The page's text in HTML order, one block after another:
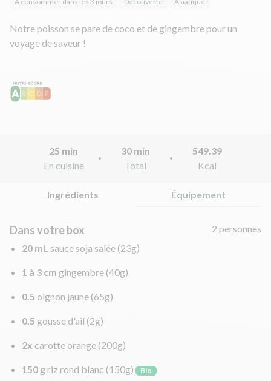
Notre poisson se pare de coco et de gingembre pour un
voyage de saveur !
25 min
En cuisine
30 min
Total
549.39
Kcal
Ingrédients Équipement
Dans votre box
2 personnes
20 mL sauce soja salée (23g)
1 à 3 cm gingembre (40g)
0.5 oignon jaune (65g)
0.5 gousse d'ail (2g)
2x carotte orange (200g)
150 griz rond blanc (150g) Bio